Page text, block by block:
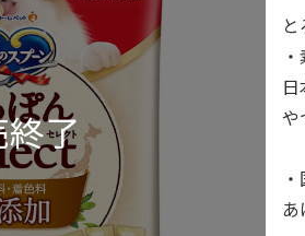
や
あ